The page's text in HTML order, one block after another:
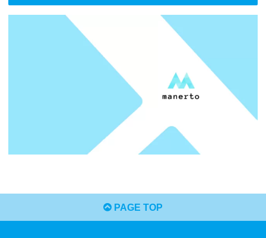
PAGE TOP